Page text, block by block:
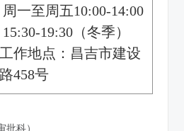
周一至周五10:00-14:00
15:30-19:30（冬季）
工作地点：昌吉市建设
路458号
批科）